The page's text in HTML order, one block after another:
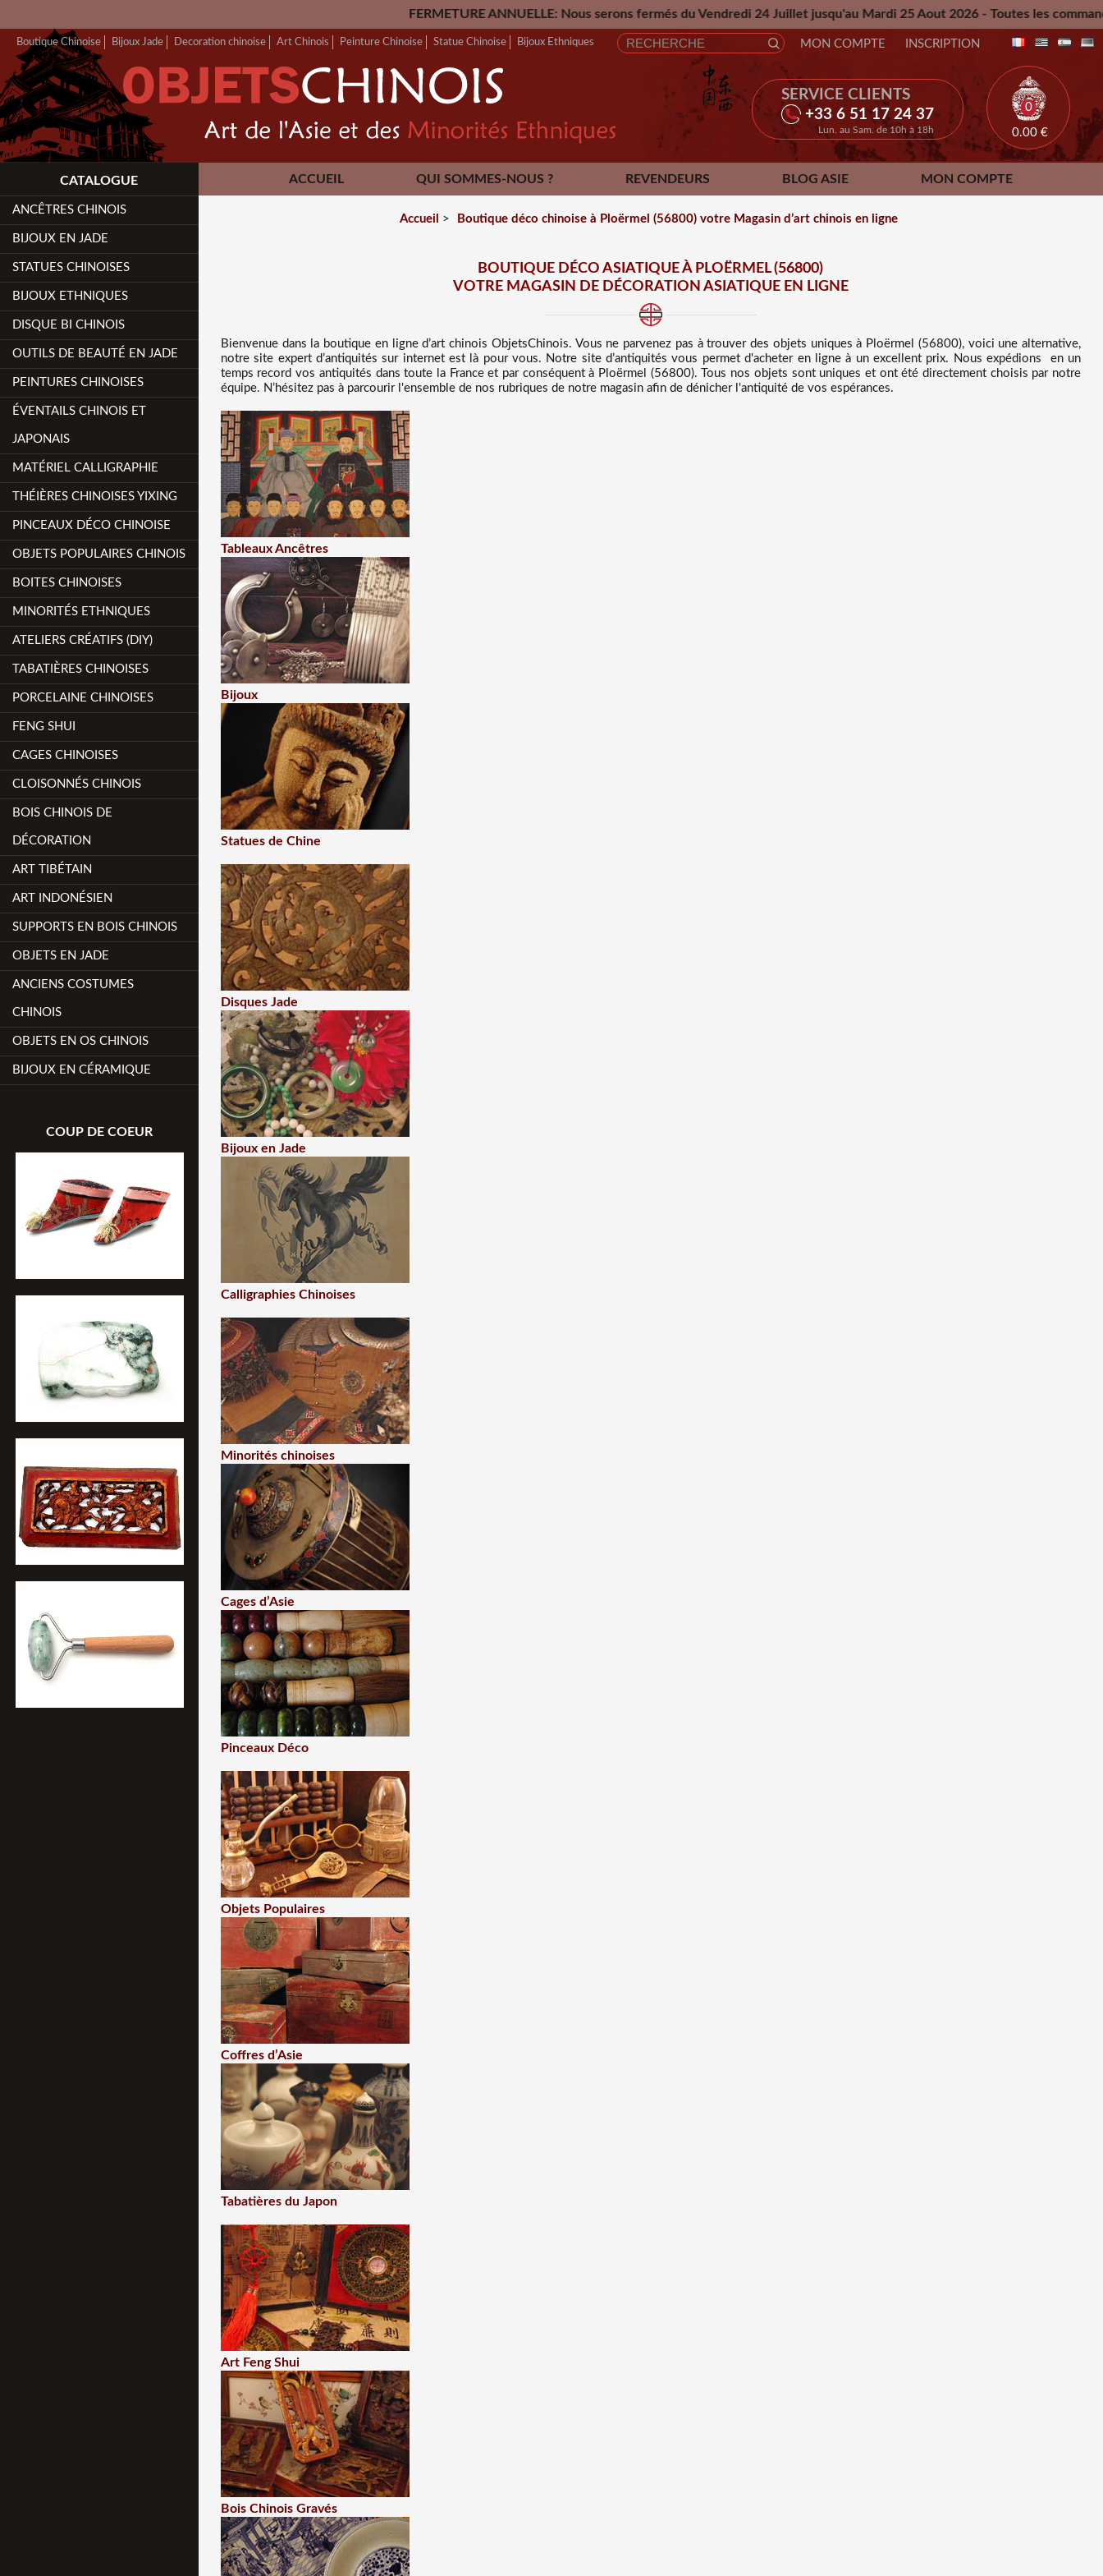
FERMETURE ANNUELLE: Nous serons fermés du Vendredi 24 Juillet jusqu'au Mardi 25 Aout 2026 - Toutes les commandes passées
Boutique Chinoise Bijoux Jade Decoration chinoise Art Chinois Peinture Chinoise Statue Chinoise Bijoux Ethniques
SERVICE CLIENTS
+33 6 51 17 24 37
Lun. au Sam. de 10h à 18h
MON COMPTE INSCRIPTION
0
0.00 €
ACCUEIL QUI SOMMES-NOUS ? REVENDEURS BLOG ASIE MON COMPTE
CONTACT
CATALOGUE
ANCÊTRES CHINOIS
BIJOUX EN JADE
STATUES CHINOISES
BIJOUX ETHNIQUES
DISQUE BI CHINOIS
OUTILS DE BEAUTÉ EN JADE
PEINTURES CHINOISES
ÉVENTAILS CHINOIS ET
JAPONAIS
MATÉRIEL CALLIGRAPHIE
THÉIÈRES CHINOISES YIXING
PINCEAUX DÉCO CHINOISE
OBJETS POPULAIRES CHINOIS
BOITES CHINOISES
MINORITÉS ETHNIQUES
ATELIERS CRÉATIFS (DIY)
TABATIÈRES CHINOISES
PORCELAINE CHINOISES
FENG SHUI
CAGES CHINOISES
CLOISONNÉS CHINOIS
BOIS CHINOIS DE
DÉCORATION
ART TIBÉTAIN
ART INDONÉSIEN
SUPPORTS EN BOIS CHINOIS
OBJETS EN JADE
ANCIENS COSTUMES
CHINOIS
OBJETS EN OS CHINOIS
BIJOUX EN CÉRAMIQUE
COUP DE COEUR
Accueil > Boutique déco chinoise à Ploërmel (56800) votre Magasin d’art chinois en ligne
BOUTIQUE DÉCO ASIATIQUE À PLOËRMEL (56800)
VOTRE MAGASIN DE DÉCORATION ASIATIQUE EN LIGNE
Bienvenue dans la boutique en ligne d’art chinois ObjetsChinois. Vous ne parvenez pas à trouver des objets uniques à Ploërmel (56800), voici une alternative,
notre site expert d’antiquités sur internet est là pour vous. Notre site d’antiquités vous permet d'acheter en ligne à un excellent prix. Nousexpédions en un
temps record vos antiquités dans toute la France et par conséquent à Ploërmel (56800). Tous nos objets sont uniques et ont été directement choisis par notre
équipe. N’hésitez pas à parcourir l'ensemble de nos rubriques de notre magasin afin de dénicher l'antiquité de vos espérances.
Tableaux Ancêtres
Bijoux
Statues de Chine
Disques Jade
Bijoux en Jade
Calligraphies Chinoises
Minorités chinoises
Cages d’Asie
Pinceaux Déco
Objets Populaires
Coffres d’Asie
Tabatières du Japon
Art Feng Shui
Bois Chinois Gravés